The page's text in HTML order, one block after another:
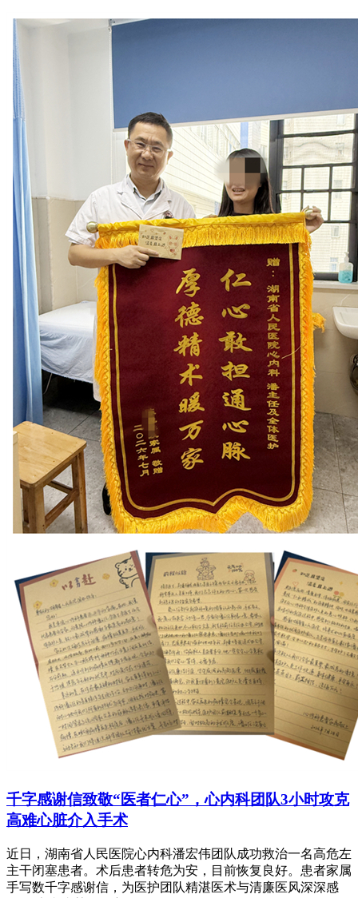
千字感谢信致敬“医者仁心”，心内科团队3小时攻克
高难心脏介入手术
近日，湖南省人民医院心内科潘宏伟团队成功救治一名高危左
主干闭塞患者。术后患者转危为安，目前恢复良好。患者家属
手写数千字感谢信，为医护团队精湛医术与清廉医风深深感